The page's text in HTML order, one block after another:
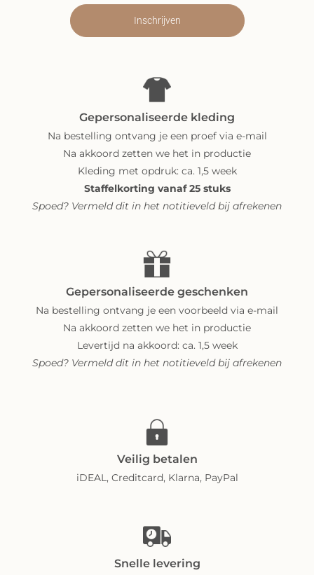
Inschrijven
Gepersonaliseerde kleding
Na bestelling ontvang je een proef via e-mail
Na akkoord zetten we het in productie
Kleding met opdruk: ca. 1,5 week
Staffelkorting vanaf 25 stuks
Spoed? Vermeld dit in het notitieveld bij afrekenen
Gepersonaliseerde geschenken
Na bestelling ontvang je een voorbeeld via e-mail
Na akkoord zetten we het in productie
Levertijd na akkoord: ca. 1,5 week
Spoed? Vermeld dit in het notitieveld bij afrekenen
Veilig betalen
iDEAL, Creditcard, Klarna, PayPal
Snelle levering